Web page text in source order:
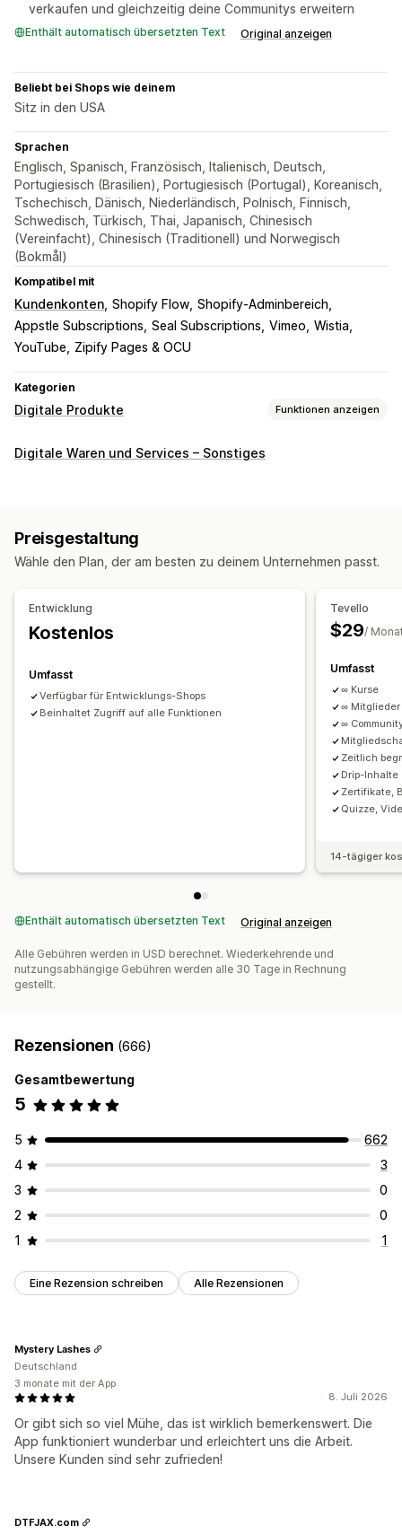
verkaufen und gleichzeitig deine Communitys erweitern
Enthält automatisch übersetzten Text Original anzeigen
Beliebt bei Shops wie deinem
Sitz in den USA
Sprachen
Englisch, Spanisch, Französisch, Italienisch, Deutsch,
Portugiesisch (Brasilien), Portugiesisch (Portugal), Koreanisch,
Tschechisch, Dänisch, Niederländisch, Polnisch, Finnisch,
Schwedisch, Türkisch, Thai, Japanisch, Chinesisch
(Vereinfacht), Chinesisch (Traditionell) und Norwegisch
(Bokmål)
Kompatibel mit
Kundenkonten Shopify Flow Shopify-Adminbereich
Appstle Subscriptions Seal Subscriptions Vimeo Wistia
YouTube
Zipify Pages & OCU
Kategorien
Digitale Produkte Funktionen anzeigen
Produkttypen
Download-Management
Benutzerdefinierte Downloadseiten
Dankeseite
Benutzerdefiniertes Links
Dateisicherheit
Dateihosting
Digitale Waren und Services – Sonstiges
Preisgestaltung
Wähle den Plan, der am besten zu deinem Unternehmen passt.
Entwicklung
Kostenlos
Umfasst
Verfügbar für Entwicklungs-Shops
Beinhaltet Zugriff auf alle Funktionen
Tevello
$29/
Umfasst
∞ Kurse
∞ Mitglieder
∞
Zeitlich
Drip-Inhalte
Zertifikate,
Quizze,
14-tägiger
Enthält automatisch übersetzten Text Original anzeigen
Alle Gebühren werden in USD berechnet. Wiederkehrende und
nutzungsabhängige Gebühren werden alle 30 Tage in Rechnung
gestellt.
Rezensionen (666)
Gesamtbewertung
5
5
662
4
3
3
0
2
0
1
1
Eine Rezension schreiben Alle Rezensionen
8. Juli 2026
Or gibt sich so viel Mühe, das ist wirklich bemerkenswert. Die
App funktioniert wunderbar und erleichtert uns die Arbeit.
Unsere Kunden sind sehr zufrieden!
Mystery Lashes
Deutschland
3 monate mit der App
DTFJAX.com